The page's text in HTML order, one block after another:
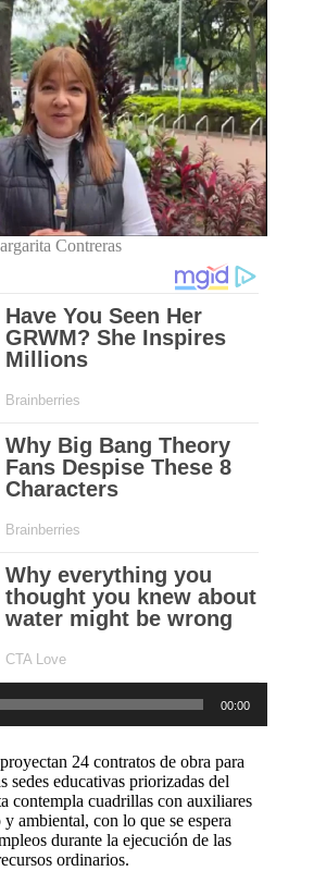
Contreras
00:00
24 contratos de obra para
sedes educativas priorizadas del
contempla cuadrillas con auxiliares
y ambiental, con lo que se espera
durante la ejecución de las
ordinarios.